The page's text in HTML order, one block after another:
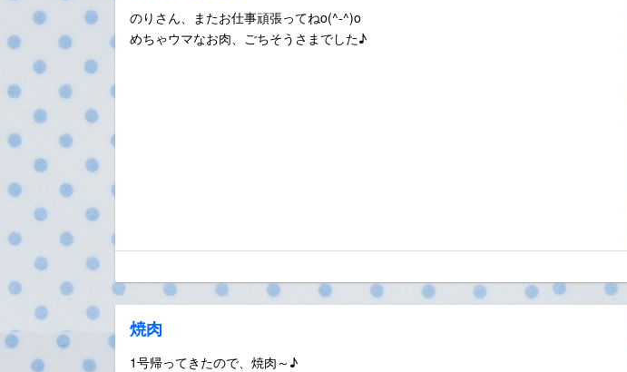
のりさん、またお仕事頑張ってねo(^-^)o
めちゃウマなお肉、ごちそうさまでした♪
焼肉
1号帰ってきたので、焼肉～♪